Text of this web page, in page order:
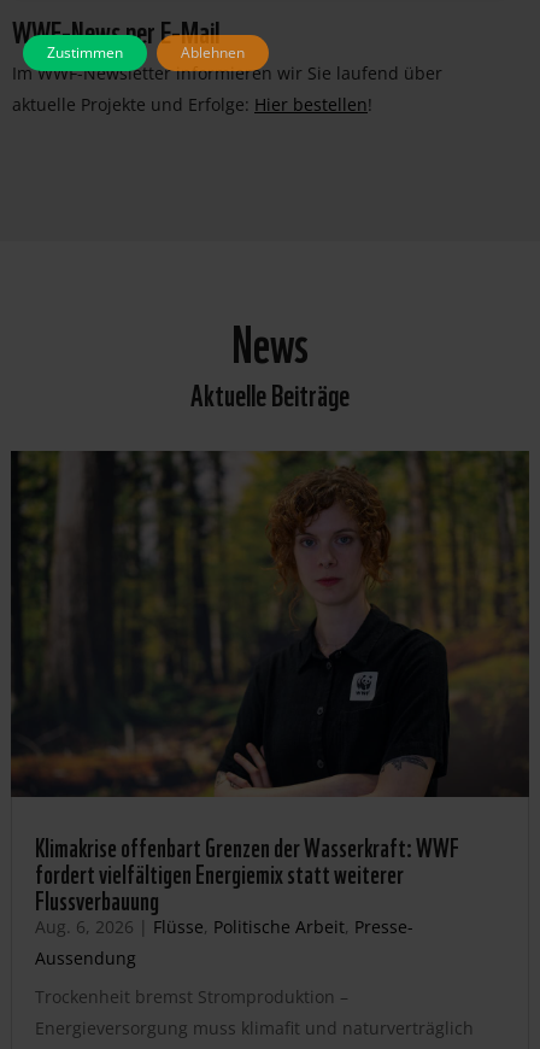
WWF-News per E-Mail
Im WWF-Newsletter informieren wir Sie laufend über
aktuelle Projekte und Erfolge: Hier bestellen!
News
Aktuelle Beiträge
Klimakrise offenbart Grenzen der Wasserkraft: WWF
fordert vielfältigen Energiemix statt weiterer
Flussverbauung
Aug. 6, 2026 | Flüsse, Politische Arbeit, Presse-
Aussendung
Trockenheit bremst Stromproduktion –
Energieversorgung muss klimafit und naturverträglich
Zustimmen Ablehnen